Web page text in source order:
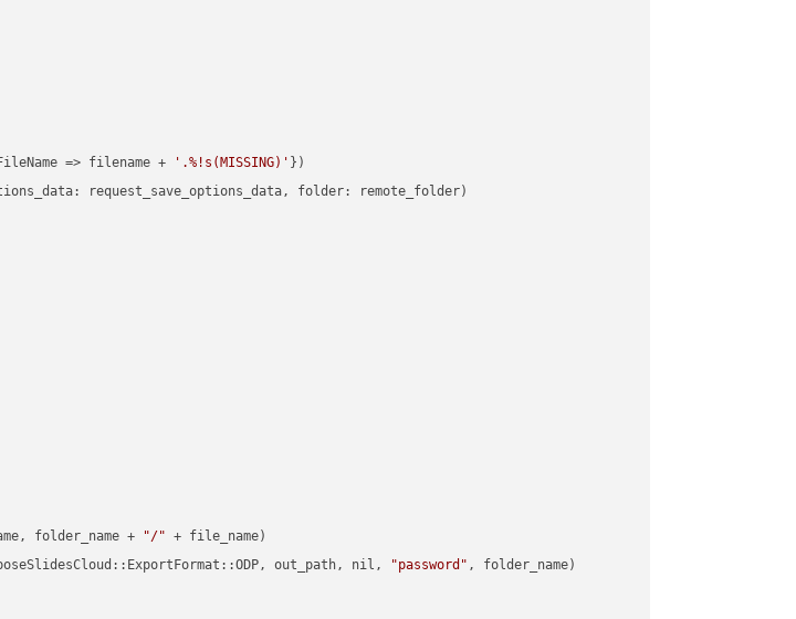
=> filename + '.%!s(MISSING)' })
request_save_options_data, folder: remote_folder)
folder_name + "/" + file_name)
out_path, nil,
"password" , folder_name)